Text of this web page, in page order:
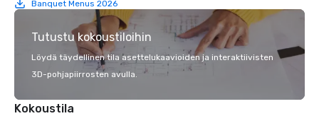
Banquet Menus 2026
Tutustu kokoustiloihin
Löydä täydellinen tila asettelukaavioiden ja interaktiivisten
3D-pohjapiirrosten avulla.
Kokoustila